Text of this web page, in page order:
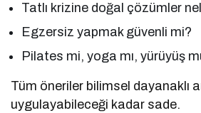
Tatlı krizine doğal çözümler
Egzersiz yapmak güvenli mi?
Pilates mi, yoga mı, yürüyüş
Tüm öneriler bilimsel dayanaklı
uygulayabileceği kadar sade.